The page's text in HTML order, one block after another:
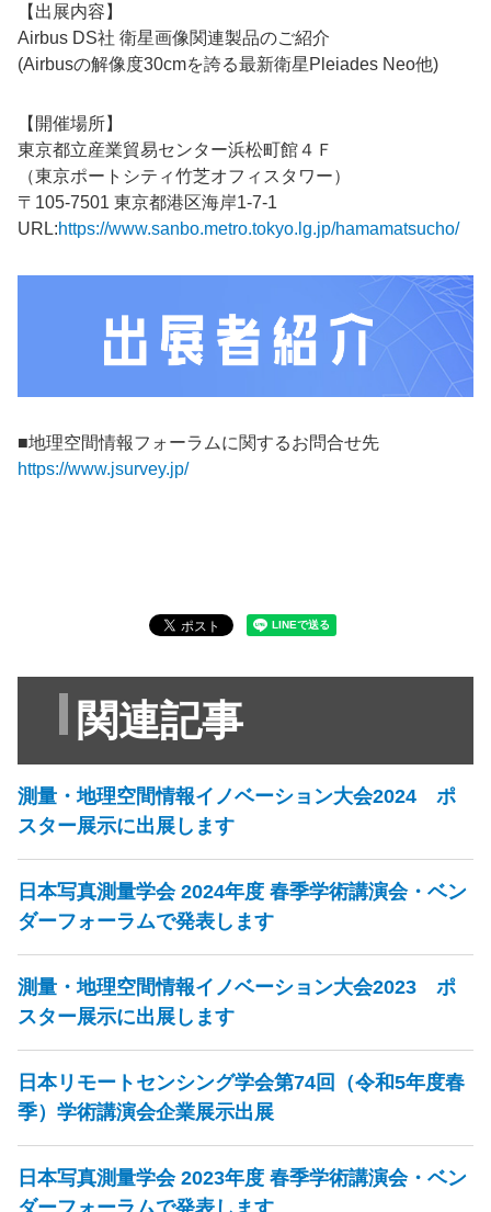
【出展内容】
Airbus DS社 衛星画像関連製品のご紹介
(Airbusの解像度30cmを誇る最新衛星Pleiades Neo他)
【開催場所】
東京都立産業貿易センター浜松町館４Ｆ
（東京ポートシティ竹芝オフィスタワー）
〒105-7501 東京都港区海岸1-7-1
URL:https://www.sanbo.metro.tokyo.lg.jp/hamamatsucho/
■地理空間情報フォーラムに関するお問合せ先
https://www.jsurvey.jp/
関連記事
測量・地理空間情報イノベーション大会2024 ポ
スター展示に出展します
日本写真測量学会 2024年度 春季学術講演会・ベン
ダーフォーラムで発表します
測量・地理空間情報イノベーション大会2023 ポ
スター展示に出展します
日本リモートセンシング学会第74回（令和5年度春
季）学術講演会企業展示出展
日本写真測量学会 2023年度 春季学術講演会・ベン
ダーフォーラムで発表します